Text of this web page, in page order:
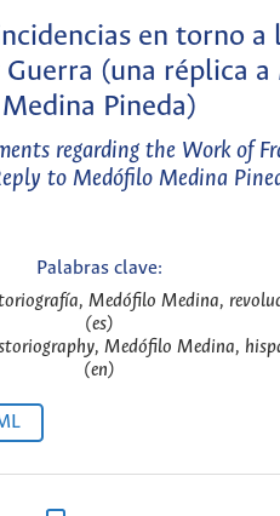
en torno a
Guerra (una réplica
Medina Pineda)
regarding the Work of
to Medófilo Medina
Palabras clave:
Medófilo Medina,
(es)
Medófilo Medina,
(en)